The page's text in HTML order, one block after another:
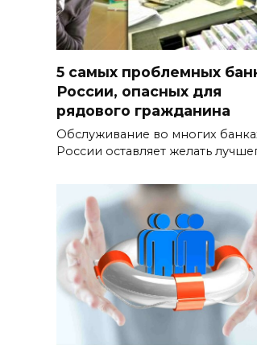
5 самых проблемных
России, опасных для
рядового гражданина
Обслуживание во многих
России оставляет желать